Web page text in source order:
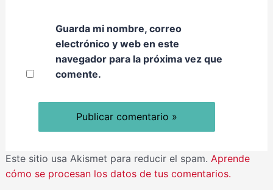
Guarda mi nombre, correo
electrónico y web en este
navegador para la próxima vez que
comente.
Este sitio usa Akismet para reducir el spam. Aprende
cómo se procesan los datos de tus comentarios.